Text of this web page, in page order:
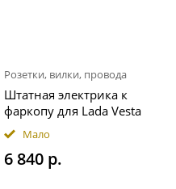
Розетки, вилки, провода
Штатная электрика к
фаркопу для Lada Vesta
седан 2022- 7-pin
Мало
6 840 р.